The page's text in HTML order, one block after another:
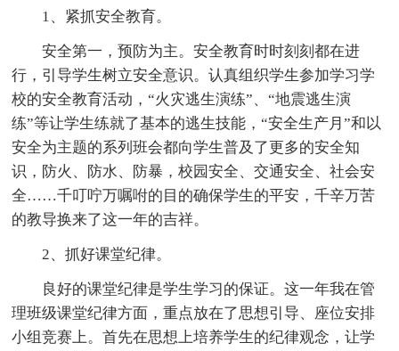
1、紧抓安全教育。
安全第一，预防为主。安全教育时时刻刻都在进
行，引导学生树立安全意识。认真组织学生参加学习学
校的安全教育活动，“火灾逃生演练”、“地震逃生演
练”等让学生练就了基本的逃生技能，“安全生产月”和以
安全为主题的系列班会都向学生普及了更多的安全知
识，防火、防水、防暴，校园安全、交通安全、社会安
全……千叮咛万嘱咐的目的确保学生的平安，千辛万苦
的教导换来了这一年的吉祥。
2、抓好课堂纪律。
良好的课堂纪律是学生学习的保证。这一年我在管
理班级课堂纪律方面，重点放在了思想引导、座位安排
小组竞赛上。首先在思想上培养学生的纪律观念，让学